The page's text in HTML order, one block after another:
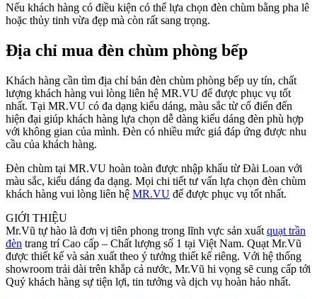
Nếu khách hàng có điều kiện có thể lựa chọn đèn chùm bằng pha lê
hoặc thủy tinh vừa đẹp mà còn rất sang trọng.
Địa chỉ mua đèn chùm phòng bếp
Khách hàng cần tìm địa chỉ bán đèn chùm phòng bếp uy tín, chất
lượng khách hàng vui lòng liên hệ MR.VU để được phục vụ tốt
nhất. Tại MR.VU có đa dạng kiểu dáng, màu sắc từ cổ điển đến
hiện đại giúp khách hàng lựa chọn dễ dàng kiểu dáng đèn phù hợp
với không gian của mình. Đèn có nhiều mức giá đáp ứng được nhu
cầu của khách hàng.
Đèn chùm tại MR.VU hoàn toàn được nhập khẩu từ Đài Loan với
màu sắc, kiểu dáng đa dạng. Mọi chi tiết tư vấn lựa chọn đèn chùm
khách hàng vui lòng liên hệ MR.VU để được phục vụ tốt nhất.
GIỚI THIỆU
Mr.Vũ tự hào là đơn vị tiên phong trong lĩnh vực sản xuất quạt trần
đèn trang trí Cao cấp – Chất lượng số 1 tại Việt Nam. Quạt Mr.Vũ
được thiết kế và sản xuất theo ý tưởng thiết kế riêng. Với hệ thống
showroom trải dài trên khắp cả nước, Mr.Vũ hi vọng sẽ cung cấp tới
Quý khách hàng sự tiện lợi, tin tưởng và dịch vụ hoàn hảo nhất.